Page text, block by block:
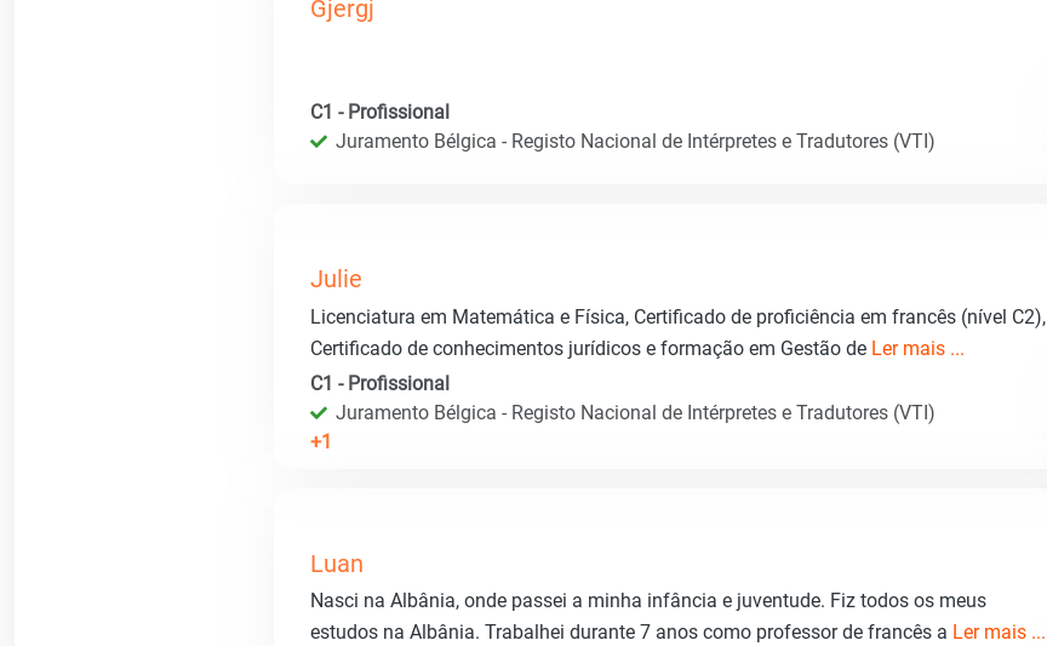
Gjergj
C1 - Profissional
Juramento Bélgica - Registo Nacional de Intérpretes e Tradutores (VTI)
Julie
Licenciatura em Matemática e Física, Certificado de proficiência em francês (nível C2),
Certificado de conhecimentos jurídicos e formação em Gestão de Ler mais ...
C1 - Profissional
Juramento Bélgica - Registo Nacional de Intérpretes e Tradutores (VTI)
+1
Luan
Nasci na Albânia, onde passei a minha infância e juventude. Fiz todos os meus
estudos na Albânia. Trabalhei durante 7 anos como professor de francês a Ler mais ...